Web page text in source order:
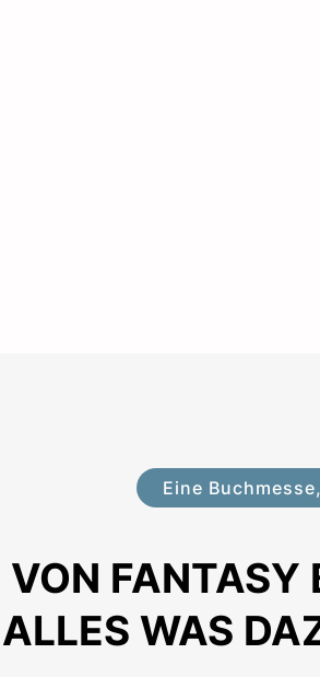
Eine
VON FANTASY
ALLES WAS